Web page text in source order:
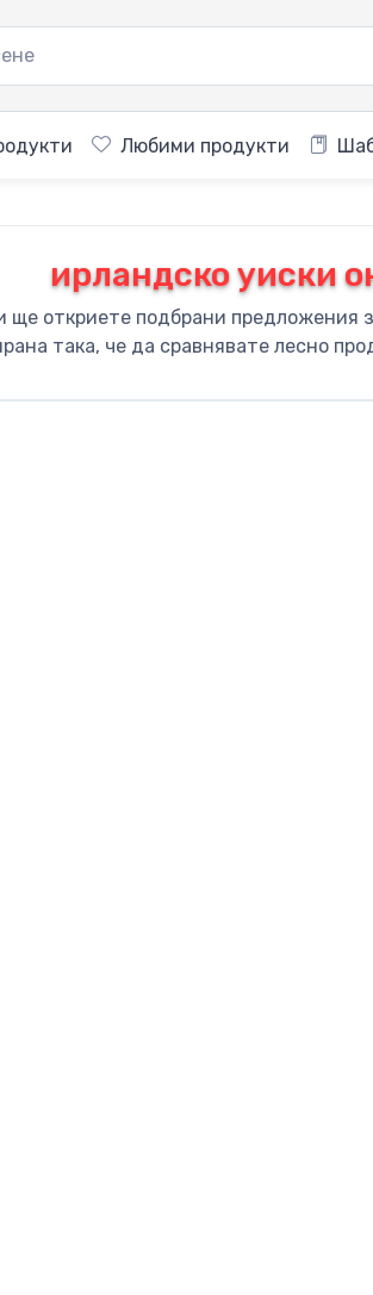
Любими продукти
ирландско уиски
ще откриете подбрани предложения
така, че да сравнявате лесно